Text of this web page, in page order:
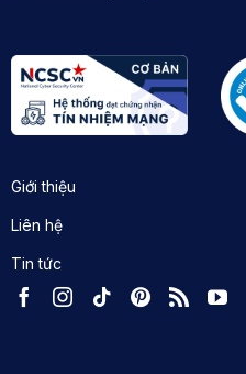
Giới thiệu
Liên hệ
Tin tức